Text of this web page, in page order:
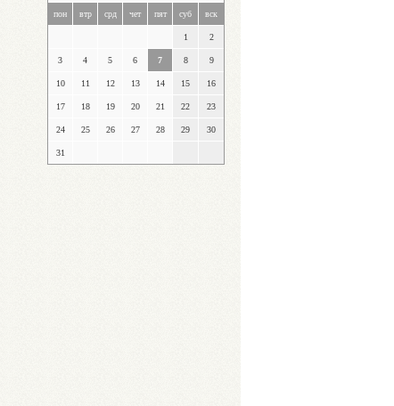
пон втр срд чет пят суб вск
1 2
3 4 5 6 7 8 9
10 11 12 13 14 15 16
17 18 19 20 21 22 23
24 25 26 27 28 29 30
31